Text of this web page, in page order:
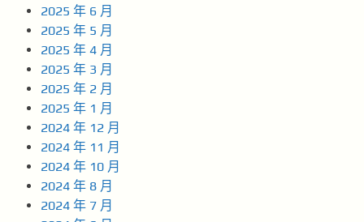
2025 年 6 月
2025 年 5 月
2025 年 4 月
2025 年 3 月
2025 年 2 月
2025 年 1 月
2024 年 12 月
2024 年 11 月
2024 年 10 月
2024 年 8 月
2024 年 7 月